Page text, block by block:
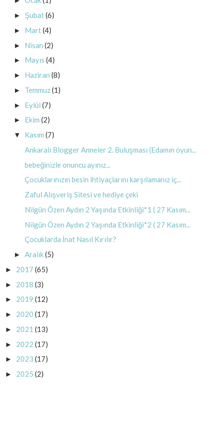
► Şubat(6)
► Mart(4)
► Nisan (2)
► Mayıs (4)
► Haziran (8)
► Temmuz(1)
► Eylül (7)
► Ekim (2)
▼ Kasım (7)
Ankaralı Blogger Anneler 2. Buluşması (Edamın oyun...
bebeğinizle onuncu ayınız...
Çocuklarınızın besin ihtiyaçlarını karşılamanız iç...
Zaful Alışveriş Sitesi ve hediye çeki
Nilgün Özen Aydın 2 Yaşında Etkinliği*1 ( 27 Kasım...
Nilgün Özen Aydın 2 Yaşında Etkinliği*2 ( 27 Kasım...
Çocuklarda İnat Nasıl Kırılır?
► Aralık(5)
► 2017 (65)
► 2018 (3)
► 2019 (12)
► 2020 (17)
► 2021 (13)
► 2022 (17)
► 2023 (17)
► 2025 (2)